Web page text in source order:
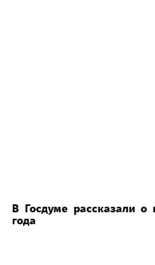
В Госдуме рассказали о
года